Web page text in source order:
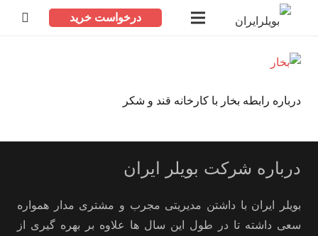
درخواست خرید
درباره رابطه بخار با کارخانه قند و شکر
درباره شرکت بویلر ایران
بویلر ایران با داشتن مدیریتی مجرب و مشتری مدار همواره
سعی داشته تا در طول این سال ها علاوه بر بهره گیری از